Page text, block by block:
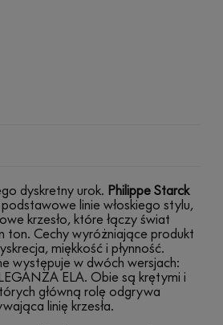
dyskretny urok. Philippe Starck
linie włoskiego stylu,
krzesło, które łączy świat
ton. Cechy wyróżniające produkt
miękkość i płynność.
występuje w dwóch wersjach:
ELA. Obie są krętymi i
główną rolę odgrywa
linię krzesła.